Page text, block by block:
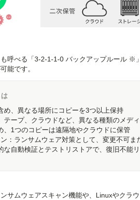
呼べる「3-2-1-1-0 バックアップルール ※
能です。
め、異なる場所にコピーを3つ以上保持
テープ、クラウドなど、異なる種類のメデ
、1つのコピーは遠隔地やクラウドに保管
：ランサムウェア対策として、変更不可
自動検証とテストリストアで、復旧不能
サムウェアスキャン機能や、Linuxやクラ